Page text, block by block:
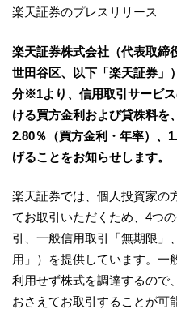
楽天証券のプレスリリース
楽天証券株式会社（代表取締
世田谷区、以下「楽天証券」
分※1より、信用取引サービ
ける買方金利および貸株料
2.80％（買方金利・年率）、
げることをお知らせします。
楽天証券では、個人投資家の
てお取引いただくため、4つ
引、一般信用取引「無期限」
用」）を提供しています。一
利用せず株式を調達するので
おさえてお取引することが可